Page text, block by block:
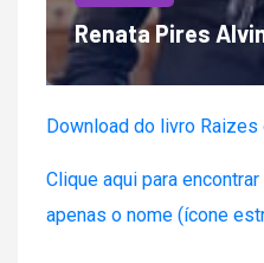
Renata Pires
Download do livro
Clique aqui para
apenas o nome (ícone